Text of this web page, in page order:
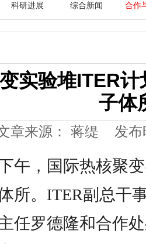
科研进展 综合新闻 合作
实验堆ITER
子体
章来源： 蒋缇 发布
，国际热核聚变
所。ITER副总干
任罗德隆和合作